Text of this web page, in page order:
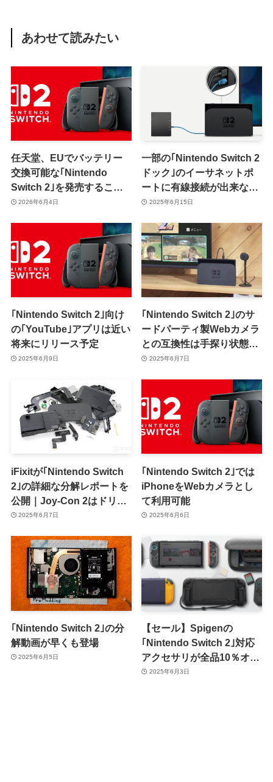
あわせて読みたい
任天堂、EUでバッテリー
交換可能な｢Nintendo
Switch 2｣を発売すること
を明らかに
2026年6月4日
一部の｢Nintendo Switch 2
ドック｣のイーサネットポ
ートに有線接続が出来ない
不具合??｜任天堂のサポー
2025年6月15日
｢Nintendo Switch 2｣向け
の｢YouTube｣アプリは近い
将来にリリース予定
2025年6月9日
｢Nintendo Switch 2｣のサ
ードパーティ製Webカメラ
との互換性は手探り状態｜
現時点での動作確認リスト
2025年6月7日
iFixitが｢Nintendo Switch
2｣の詳細な分解レポートを
公開｜Joy-Con 2はドリフ
ト問題が発生する可能性あ
2025年6月7日
｢Nintendo Switch 2｣では
iPhoneをWebカメラとし
て利用可能
2025年6月6日
｢Nintendo Switch 2｣の分
解動画が早くも登場
2025年6月5日
【セール】Spigenの
｢Nintendo Switch 2｣対応
アクセサリが全品10％オフ
に2025年6月3日